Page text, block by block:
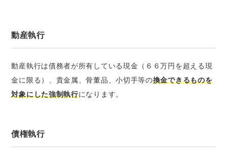
動産執行
動産執行は債務者が所有している現金（６６万円を超える現
金に限る）、貴金属、骨董品、小切手等の換金できるものを
対象にした強制執行になります。
債権執行